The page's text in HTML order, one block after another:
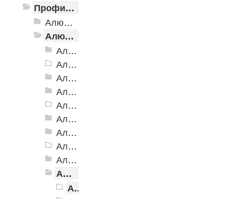
Профили алюминиевые с резиновой вставкой
Алюминиевая полоса с резиновыми вставками
Алюминиевый угол-порог с резиновой вставкой
Алюминиевый угол-порог АУ-38, 38x20 мм
Алюминиевый угол-порог АУ-42 Евро, 2500мм
Алюминиевый угол-порог АУ-42, 42x23 мм
Алюминиевый угол-порог АУ-42 (на клеевой основе)
Алюминиевый угол-порог АУ-50 Евро, 2500мм
Алюминиевый угол-порог АУ-50 премиум
Алюминиевый угол-порог с двойной резиновой вставкой АУ-68
Алюминиевый угол-порог АУ-72
Алюминиевый угол-порог с тройной резиновой вставкой АУ-98
Алюминиевый угол-порог с пятью резиновыми вставками АУ-160
Алюминиевый угол-порог АУ-160, черный